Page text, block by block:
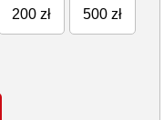
200 zł 500 zł